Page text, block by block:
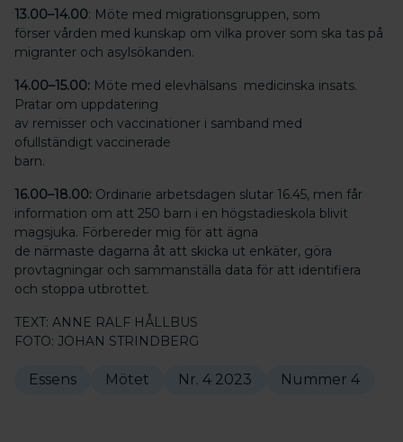
13.00–14.00: Möte med migrationsgruppen, som
förser vården med kunskap om vilka prover som ska tas på
migranter och asylsökanden.
14.00–15.00: Möte med elevhälsans medicinska insats.
Pratar om uppdatering
av remisser och vaccinationer i samband med
ofullständigt vaccinerade
barn.
16.00–18.00: Ordinarie arbetsdagen slutar 16.45, men får
information om att 250 barn i en högstadieskola blivit
magsjuka. Förbereder mig för att ägna
de närmaste dagarna åt att skicka ut enkäter, göra
provtagningar och sammanställa data för att identifiera
och stoppa utbrottet.
TEXT: ANNE RALF HÅLLBUS
FOTO: JOHAN STRINDBERG
Essens Mötet Nr. 4 2023 Nummer 4